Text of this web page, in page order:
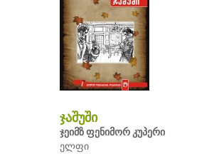
ჯაშუში
ჯეიმზ ფენიმორ კუპერი
ელფი